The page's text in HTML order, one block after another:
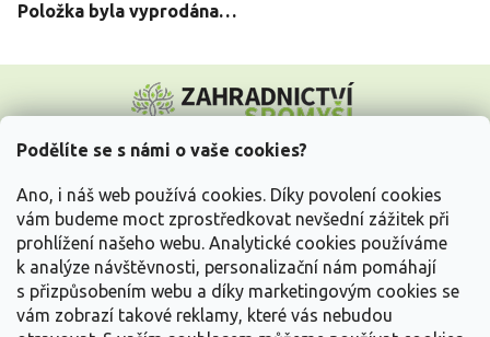
Podělíte se s námi o vaše cookies?
Ano, i náš web používá cookies. Díky povolení cookies
vám budeme moct zprostředkovat nevšední zážitek při
prohlížení našeho webu. Analytické cookies používáme
k analýze návštěvnosti, personalizační nám pomáhají
s přizpůsobením webu a díky marketingovým cookies se
vám zobrazí takové reklamy, které vás nebudou
Položka byla vyprodána…
p
Vše o nákupu
Informace pro Vás
Kontakujte nás